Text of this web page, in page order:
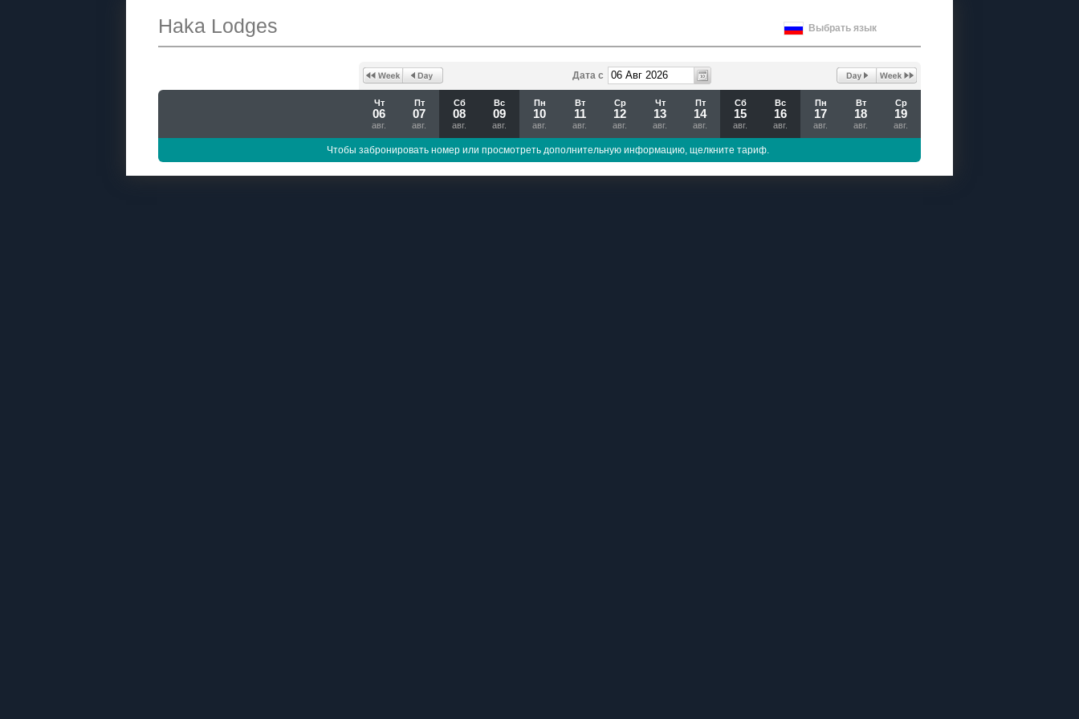
Выбрать язык
Haka Lodges
Дата с
Чт
06
авг.
Пт
07
авг.
Сб
08
авг.
Вс
09
авг.
Пн
10
авг.
Вт
11
авг.
Ср
12
авг.
Чт
13
авг.
Пт
14
авг.
Сб
15
авг.
Вс
16
авг.
Пн
17
авг.
Вт
18
авг.
Ср
19
авг.
Чтобы забронировать номер или просмотреть дополнительную информацию, щелкните тариф.